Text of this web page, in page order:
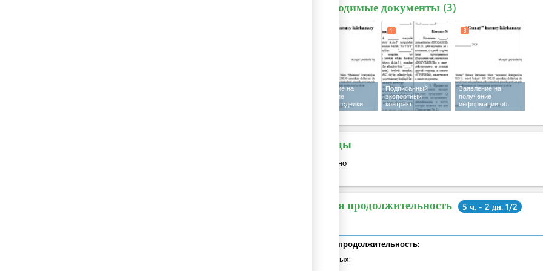
Необходимые документы 3
Заявление на
получение
паспорта сделки
при экспорте
Подписанный
экспортный
контракт
1
Заявление на
получение
информации об
урегулировании
3
Расходы
Бесплатно
Общая продолжительность 5 ч. - 2 дн. 1/2
Общая продолжительность:
из которых: